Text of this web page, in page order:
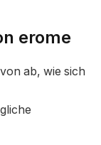
erome
ab, wie sich